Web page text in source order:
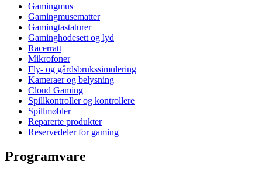
Gamingmus
Gamingmusematter
Gamingtastaturer
Gaminghodesett og lyd
Racerratt
Mikrofoner
Fly- og gårdsbrukssimulering
Kameraer og belysning
Cloud Gaming
Spillkontroller og kontrollere
Spillmøbler
Reparerte produkter
Reservedeler for gaming
Programvare